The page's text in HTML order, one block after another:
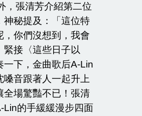
，張清芳介紹第二位
神秘提及：「這位特
，你們沒想到，我會
緊接〈這些日子以
一下，金曲歌后A-Lin
嗓音跟著人一起升上
全場驚豔不已！張清
Lin的手緩緩漫步四面